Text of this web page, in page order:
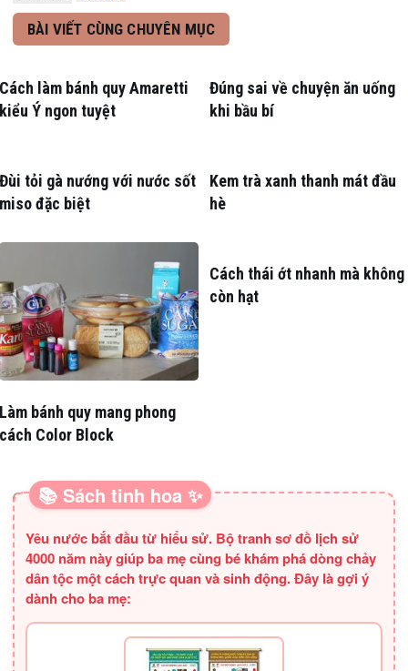
BÀI VIẾT CÙNG CHUYÊN MỤC
Cách làm bánh quy Amaretti
kiểu Ý ngon tuyệt
Đúng sai về chuyện ăn uống
khi bầu bí
Đùi tỏi gà nướng với nước sốt
miso đặc biệt
Kem trà xanh thanh mát đầu
hè
Làm bánh quy mang phong
cách Color Block
Cách thái ớt nhanh mà không
còn hạt
SÁCH HAY CHO BA MẸ
📚 Sách tinh hoa ✨
Yêu nước bắt đầu từ hiểu sử. Bộ tranh sơ đồ lịch sử
4000 năm này giúp ba mẹ cùng bé khám phá dòng chảy
dân tộc một cách trực quan và sinh động. Đây là gợi ý
dành cho ba mẹ: